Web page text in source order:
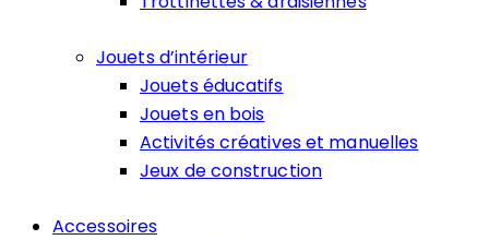
Jouets d’intérieur
Jouets éducatifs
Jouets en bois
Activités créatives et manuelles
Jeux de construction
Accessoires